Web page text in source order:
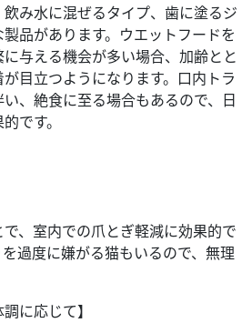
み水に混ぜるタイプ、歯に塗るジ
品があります。ウエットフードを
与える機会が多い場合、加齢とと
目立つようになります。口内トラ
、絶食に至る場合もあるので、日
です。
、室内での爪とぎ軽減に効果的で
過度に嫌がる猫もいるので、無理
に応じて】